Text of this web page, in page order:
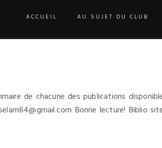
ACCUEIL AU SUJET DU CLUB
de chacune des publications
Bonne lecture! Biblio site